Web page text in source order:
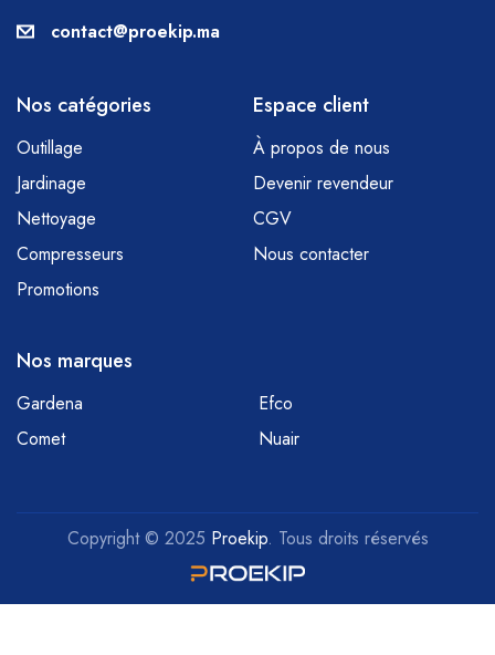
contact@proekip.ma
Nos catégories
Outillage
Jardinage
Nettoyage
Compresseurs
Promotions
Espace client
À propos de nous
Devenir revendeur
CGV
Nous contacter
Nos marques
Gardena
Efco
Comet
Nuair
Copyright © 2025 Proekip. Tous droits réservés